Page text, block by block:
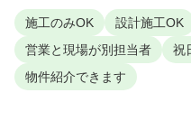
施工のみOK 設計施工OK
営業と現場が別担当者
祝
物件紹介できます